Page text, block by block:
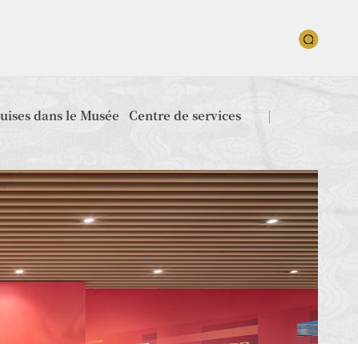
dans le Musée Centre de services